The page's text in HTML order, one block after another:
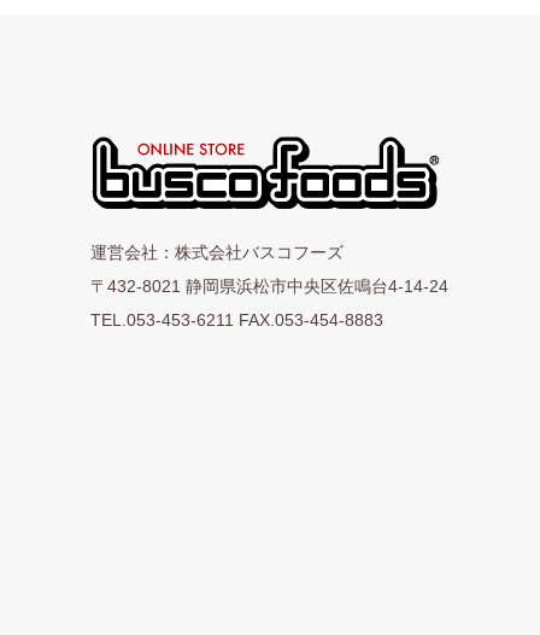
運営会社：株式会社バスコフーズ
〒432-8021 静岡県浜松市中央区佐鳴台4-14-24
TEL.053-453-6211 FAX.053-454-8883